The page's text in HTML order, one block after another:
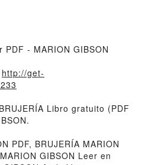
- MARION GIBSON
http://get-
Libro gratuito (PDF
PDF, BRUJERÍA MARION
GIBSON Leer en